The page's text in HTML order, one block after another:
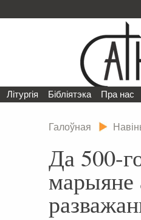
Літургія Бібліятэка Пра нас
Галоўная
Да 500-
марыяне